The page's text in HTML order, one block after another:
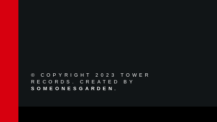
© COPYRIGHT 2023 TOWER
RECORDS. CREATED BY
SOMEONESGARDEN.